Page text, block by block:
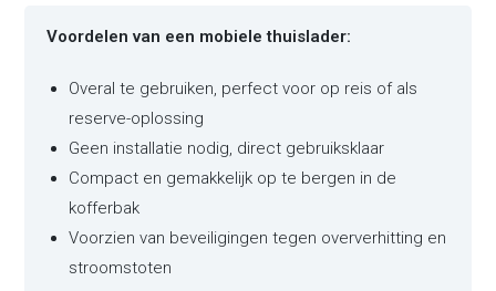
Voordelen van een mobiele thuislader:
Overal te gebruiken, perfect voor op reis of als
reserve-oplossing
Geen installatie nodig, direct gebruiksklaar
Compact en gemakkelijk op te bergen in de
kofferbak
Voorzien van beveiligingen tegen oververhitting en
stroomstoten